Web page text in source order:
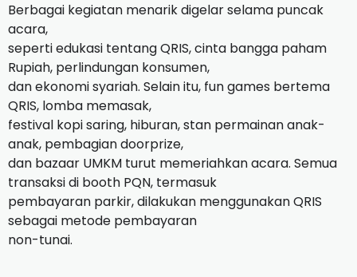
Berbagai kegiatan menarik digelar selama puncak
acara,
seperti edukasi tentang QRIS, cinta bangga paham
Rupiah, perlindungan konsumen,
dan ekonomi syariah. Selain itu, fun games bertema
QRIS, lomba memasak,
festival kopi saring, hiburan, stan permainan anak-
anak, pembagian doorprize,
dan bazaar UMKM turut memeriahkan acara. Semua
transaksi di booth PQN, termasuk
pembayaran parkir, dilakukan menggunakan QRIS
sebagai metode pembayaran
non-tunai.